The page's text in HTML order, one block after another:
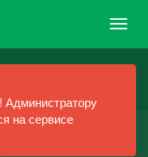
на сервисе